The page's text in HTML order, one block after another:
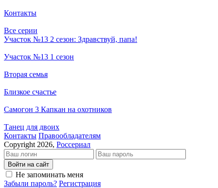
Контакты
Все серии
Участок №13 2 сезон: Здравствуй, папа!
Участок №13 1 сезон
Вторая семья
Близкое счастье
Самогон 3 Капкан на охотников
Танец для двоих
Кон­так­ты Пра­во­об­ла­да­те­лям
Copyright 2026, Россериал
Войти на сайт
Не запоминать меня
Забыли пароль? Регистрация